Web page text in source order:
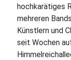
hochkarätiges
mehreren
Künstlern und
seit Wochen